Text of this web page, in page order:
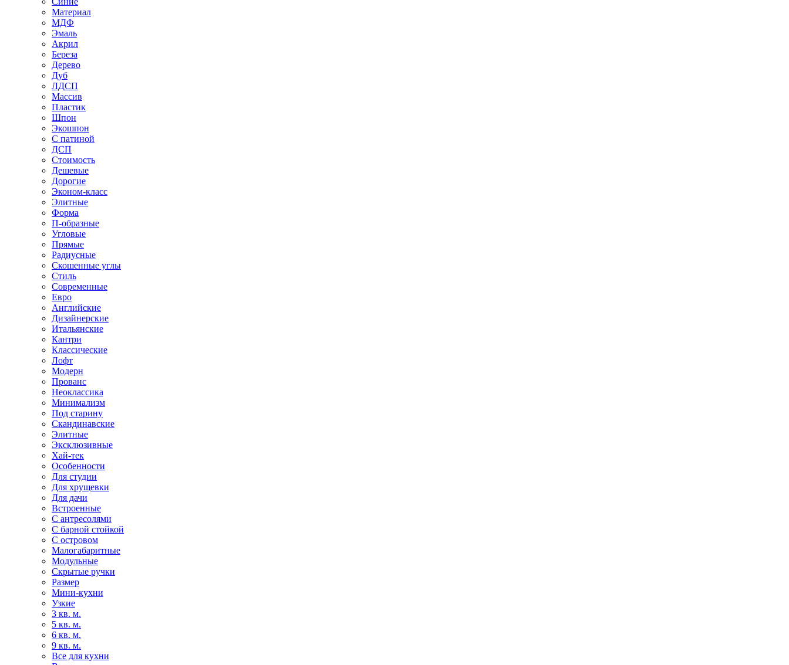
Материал
МДФ
Эмаль
Акрил
Береза
Дерево
Дуб
ЛДСП
Массив
Пластик
Шпон
Экошпон
С патиной
ДСП
Стоимость
Дешевые
Дорогие
Эконом-класс
Элитные
Форма
П-образные
Угловые
Прямые
Радиусные
Скошенные углы
Стиль
Современные
Евро
Английские
Дизайнерские
Итальянские
Кантри
Классические
Лофт
Модерн
Прованс
Неоклассика
Минимализм
Под старину
Скандинавские
Элитные
Эксклюзивные
Хай-тек
Особенности
Для студии
Для хрущевки
Для дачи
Встроенные
С антресолями
С барной стойкой
С островом
Малогабаритные
Модульные
Скрытые ручки
Размер
Мини-кухни
Узкие
3 кв. м.
5 кв. м.
6 кв. м.
9 кв. м.
Все для кухни